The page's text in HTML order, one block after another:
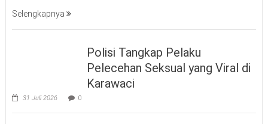
Selengkapnya
Polisi Tangkap Pelaku
Pelecehan Seksual yang Viral di
Karawaci
31 Juli 2026 0